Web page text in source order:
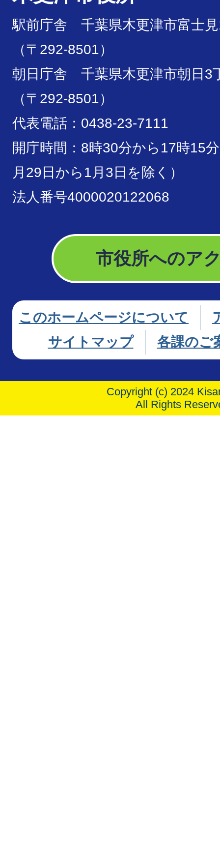
駅前庁舎 千葉県木更津市富士
（〒292-8501）
朝日庁舎 千葉県木更津市朝日3
（〒292-8501）
代表電話：0438-23-7111
開庁時間：8時30分から17時15
月29日から1月3日を除く）
法人番号4000020122068
市役所へのア
このホームページについて
サイトマップ
各課のご
Copyright (c) 2024
All Rights